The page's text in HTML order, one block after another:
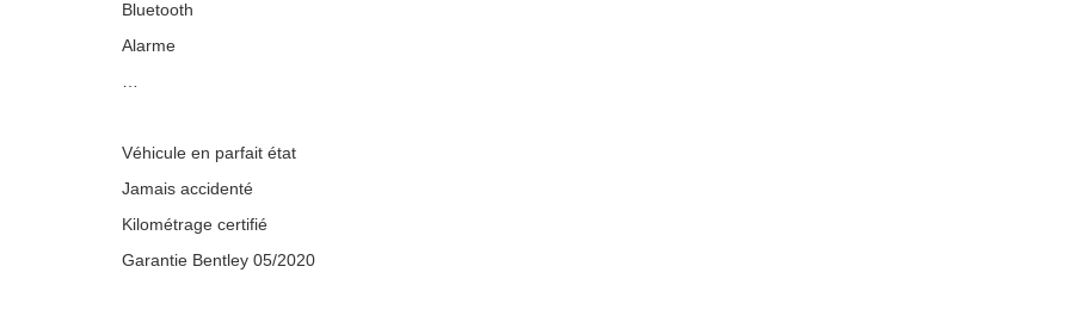
Bluetooth
Alarme
Véhicule en parfait état
Jamais accidenté
Kilométrage certifié
Garantie Bentley 05/2020